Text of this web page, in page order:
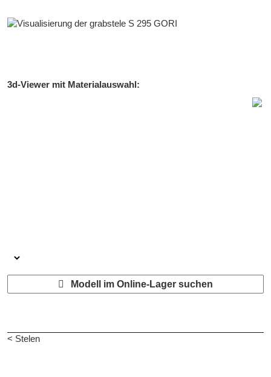
3d-Viewer mit Materialauswahl:
Modell im Online-Lager suchen
< Stelen